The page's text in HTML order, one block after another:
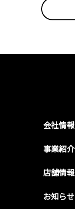
会社情報
事業紹介
店舗情報
お知らせ